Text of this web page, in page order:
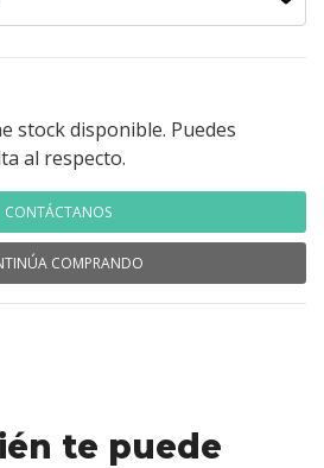
stock disponible. Puedes
al respecto.
CONTÁCTANOS
COMPRANDO
te puede